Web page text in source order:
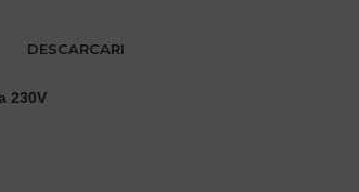
DESCARCARI
230V